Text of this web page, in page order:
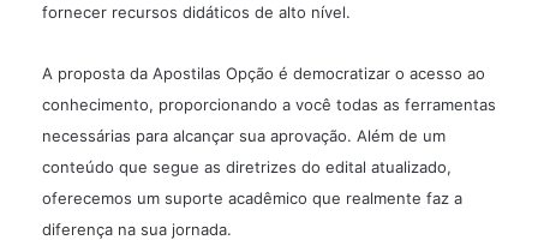
fornecer recursos didáticos de alto nível.
A proposta da Apostilas Opção é democratizar o acesso ao
conhecimento, proporcionando a você todas as ferramentas
necessárias para alcançar sua aprovação. Além de um
conteúdo que segue as diretrizes do edital atualizado,
oferecemos um suporte acadêmico que realmente faz a
diferença na sua jornada.